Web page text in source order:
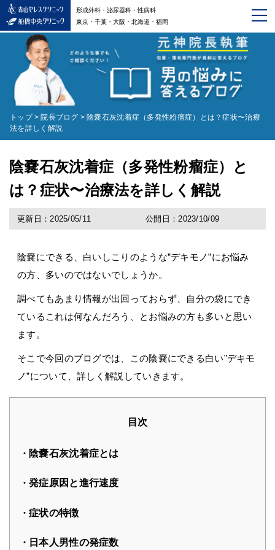
形成外科・泌尿器科・性病科
東京・千葉・大阪・北海道・福岡
トップ > 院長ブログ > 陰嚢石灰沈着症（多発性粉瘤症）とは？症状〜治療
法を詳しく解説
陰嚢石灰沈着症（多発性粉瘤症）と
は？症状〜治療法を詳しく解説
更新日：2025/05/11 公開日：2023/10/09
陰嚢にできる、白いしこりのような”デキモノ”にお悩み
の方、多いのではないでしょうか。
調べてもあまり情報が出回っておらず、自分の袋にでき
ているこれは何なんだろう、とお悩みの方も多いと思い
ます。
そこで今回のブログでは、この陰嚢にできる白い”デキモ
ノ”について、詳しく解説していきます。
目次
陰嚢石灰沈着症とは
発症原因と進行速度
症状の特徴
日本人男性の発症数